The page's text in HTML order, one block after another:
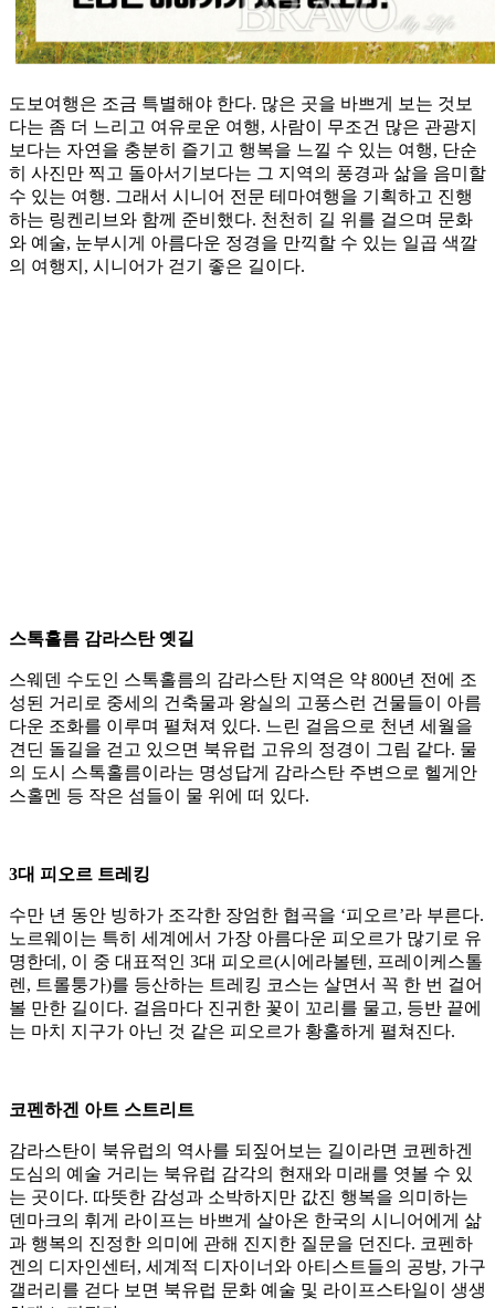
도보여행은 조금 특별해야 한다. 많은 곳을 바쁘게 보는 것보
다는 좀 더 느리고 여유로운 여행, 사람이 무조건 많은 관광지
보다는 자연을 충분히 즐기고 행복을 느낄 수 있는 여행, 단순
히 사진만 찍고 돌아서기보다는 그 지역의 풍경과 삶을 음미할
수 있는 여행. 그래서 시니어 전문 테마여행을 기획하고 진행
하는 링켄리브와 함께 준비했다. 천천히 길 위를 걸으며 문화
와 예술, 눈부시게 아름다운 정경을 만끽할 수 있는 일곱 색깔
의 여행지, 시니어가 걷기 좋은 길이다.
스톡홀름 감라스탄 옛길
스웨덴 수도인 스톡홀름의 감라스탄 지역은 약 800년 전에 조
성된 거리로 중세의 건축물과 왕실의 고풍스런 건물들이 아름
다운 조화를 이루며 펼쳐져 있다. 느린 걸음으로 천년 세월을
견딘 돌길을 걷고 있으면 북유럽 고유의 정경이 그림 같다. 물
의 도시 스톡홀름이라는 명성답게 감라스탄 주변으로 헬게안
스홀멘 등 작은 섬들이 물 위에 떠 있다.
3대 피오르 트레킹
수만 년 동안 빙하가 조각한 장엄한 협곡을 ‘피오르’라 부른다.
노르웨이는 특히 세계에서 가장 아름다운 피오르가 많기로 유
명한데, 이 중 대표적인 3대 피오르(시에라볼텐, 프레이케스톨
렌, 트롤퉁가)를 등산하는 트레킹 코스는 살면서 꼭 한 번 걸어
볼 만한 길이다. 걸음마다 진귀한 꽃이 꼬리를 물고, 등반 끝에
는 마치 지구가 아닌 것 같은 피오르가 황홀하게 펼쳐진다.
코펜하겐 아트 스트리트
감라스탄이 북유럽의 역사를 되짚어보는 길이라면 코펜하겐
도심의 예술 거리는 북유럽 감각의 현재와 미래를 엿볼 수 있
는 곳이다. 따뜻한 감성과 소박하지만 값진 행복을 의미하는
덴마크의 휘게 라이프는 바쁘게 살아온 한국의 시니어에게 삶
과 행복의 진정한 의미에 관해 진지한 질문을 던진다. 코펜하
겐의 디자인센터, 세계적 디자이너와 아티스트들의 공방, 가구
갤러리를 걷다 보면 북유럽 문화 예술 및 라이프스타일이 생생